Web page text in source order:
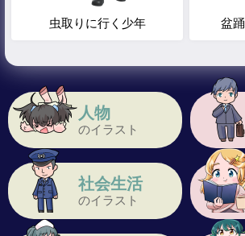
人物
のイラスト
社会生活
のイラスト
虫取りに行く少年 盆